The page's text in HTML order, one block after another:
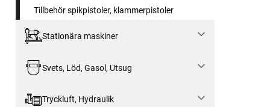
Tillbehör spikpistoler, klammerpistoler
Stationära maskiner
Svets, Löd, Gasol, Utsug
Tryckluft, Hydraulik